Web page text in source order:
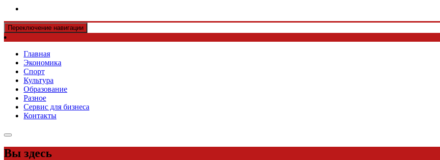
Переключение навигации
Главная
Экономика
Спорт
Культура
Образование
Разное
Сервис для бизнеса
Контакты
Вы здесь